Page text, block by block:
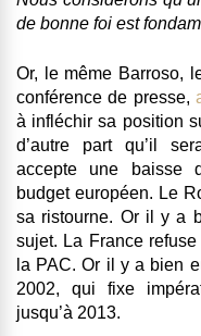
de bonne foi est
Or, le même Barroso,
conférence de presse,
à infléchir sa position
d’autre part qu’il
accepte une baisse
budget européen. Le
sa ristourne. Or il y a
sujet. La France
la PAC. Or il y a bien
2002, qui fixe
jusqu’à 2013.